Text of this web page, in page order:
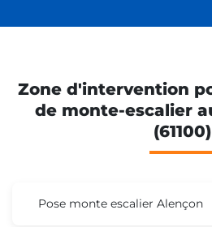
Zone d'intervention
de monte-escalier
(61100)
Pose monte escalier Alençon